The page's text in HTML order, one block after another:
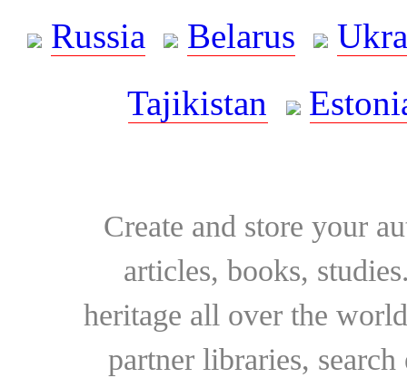
Russia
Belarus
Tajikistan
Create and store your
articles, books,
heritage all over the
partner libraries,